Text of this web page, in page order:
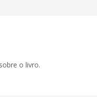
o livro.